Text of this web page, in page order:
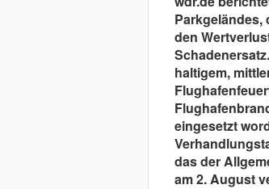
Parkgeländes,
den
haltigem,
eingesetzt
das der
am 2. August